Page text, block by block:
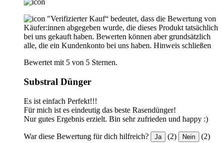
"Verifizierter Kauf“ bedeutet, dass die Bewertung von
Käufer:innen abgegeben wurde, die dieses Produkt tatsächlich
bei uns gekauft haben. Bewerten können aber grundsätzlich
alle, die ein Kundenkonto bei uns haben. Hinweis schließen
Bewertet mit 5 von 5 Sternen.
Substral Dünger
Es ist einfach Perfekt!!!
Für mich ist es eindeutig das beste Rasendünger!
Nur gutes Ergebnis erzielt. Bin sehr zufrieden und happy :)
War diese Bewertung für dich hilfreich? Ja (2) Nein (2)